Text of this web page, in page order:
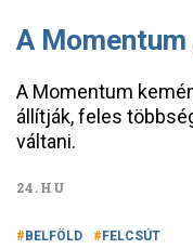
A
A Momentum
állítják, feles
váltani.
24.HU
BELFÖLD FELCSÚT